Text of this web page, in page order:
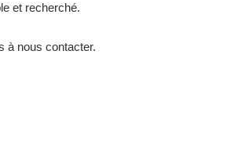
et recherché.
à nous contacter.